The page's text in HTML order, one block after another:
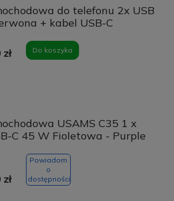
do telefonu 2x USB
+ kabel USB-C
Do koszyka
USAMS C35 1 x
C 45 W Fioletowa - Purple
Powiadom
o
dostępności